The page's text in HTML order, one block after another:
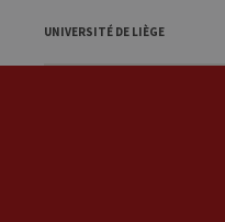
UNIVERSITÉ DE LIÈGE